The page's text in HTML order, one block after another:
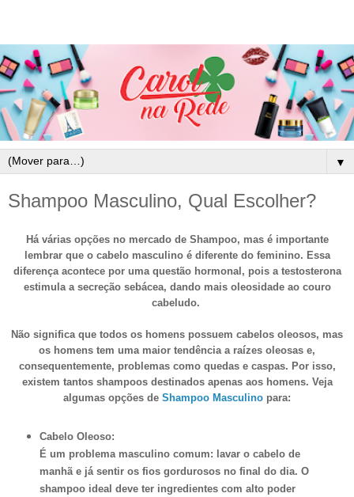
▼
Shampoo Masculino, Qual Escolher?
Há várias opções no mercado de Shampoo, mas é importante
lembrar que o cabelo masculino é diferente do feminino. Essa
diferença acontece por uma questão hormonal, pois a testosterona
estimula a secreção sebácea, dando mais oleosidade ao couro
cabeludo.
Não significa que todos os homens possuem cabelos oleosos, mas
os homens tem uma maior tendência a raízes oleosas e,
consequentemente, problemas como quedas e caspas. Por isso,
existem tantos shampoos destinados apenas aos homens. Veja
algumas opções de Shampoo Masculino para:
Cabelo Oleoso:
É um problema masculino comum: lavar o cabelo de
manhã e já sentir os fios gordurosos no final do dia. O
shampoo ideal deve ter ingredientes com alto poder